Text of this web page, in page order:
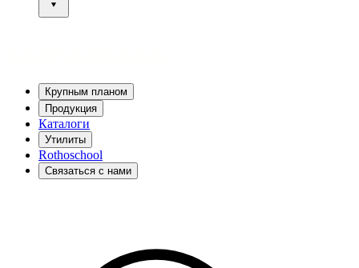
Крупным планом
Продукция
Каталоги
Утилиты
Rothoschool
Связаться с нами